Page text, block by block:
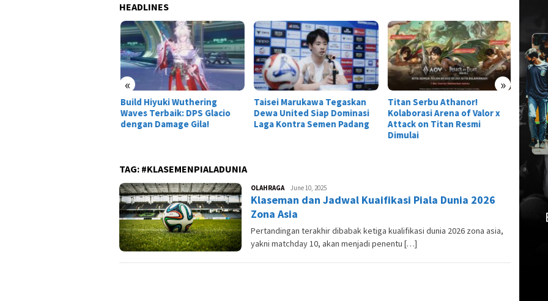
HEADLINES
« »
Build Hiyuki Wuthering
Waves Terbaik: DPS Glacio
dengan Damage Gila!
Taisei Marukawa Tegaskan
Dewa United Siap Dominasi
Laga Kontra Semen Padang
Titan Serbu Athanor!
Kolaborasi Arena of Valor x
Attack on Titan Resmi
Dimulai
Tier
Siapa
TAG: #KLASEMENPIALADUNIA
OLAHRAGAredaksi
vakanzi
June 10, 2025
Klaseman dan Jadwal Kuaifikasi Piala Dunia 2026
Zona Asia
Pertandingan terakhir dibabak ketiga kualifikasi dunia 2026 zona asia,
yakni matchday 10, akan menjadi penentu […]